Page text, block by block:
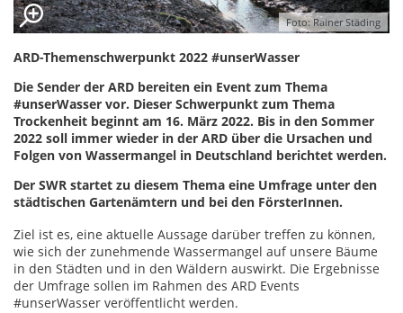
Foto: Rainer Städing
ARD-Themenschwerpunkt 2022 #unserWasser
Die Sender der ARD bereiten ein Event zum Thema
#unserWasser vor. Dieser Schwerpunkt zum Thema
Trockenheit beginnt am 16. März 2022. Bis in den Sommer
2022 soll immer wieder in der ARD über die Ursachen und
Folgen von Wassermangel in Deutschland berichtet werden.
Der SWR startet zu diesem Thema eine Umfrage unter den
städtischen Gartenämtern und bei den FörsterInnen.
Ziel ist es, eine aktuelle Aussage darüber treffen zu können,
wie sich der zunehmende Wassermangel auf unsere Bäume
in den Städten und in den Wäldern auswirkt. Die Ergebnisse
der Umfrage sollen im Rahmen des ARD Events
#unserWasser veröffentlicht werden.